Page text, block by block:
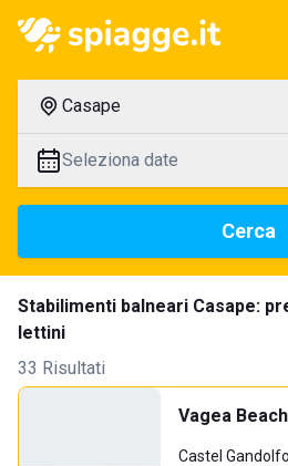
Casape
Seleziona date
Cerca
Stabilimenti balneari Casape:
lettini
33 Risultati
Vagea
Castel Gandolfo